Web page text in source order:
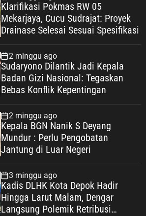
Klarifikasi Pokmas RW 05
Mekarjaya, Cucu Sudrajat: Proyek
Drainase Selesai Sesuai Spesifikasi
2 minggu ago
Sudaryono Dilantik Jadi Kepala
Badan Gizi Nasional: Tegaskan
Bebas Konflik Kepentingan
2 minggu ago
Kepala BGN Nanik S Deyang
Mundur : Perlu Pengobatan
Jantung di Luar Negeri
3 minggu ago
Kadis DLHK Kota Depok Hadir
Hingga Larut Malam, Dengar
Langsung Polemik Retribusi